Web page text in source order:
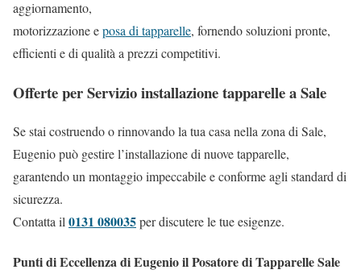
aggiornamento,
motorizzazione eposa di tapparelle, fornendo soluzioni pronte,
efficienti e di qualità a prezzi competitivi.
Offerte per Servizio installazione tapparelle a Sale
Se stai costruendo o rinnovando la tua casa nella zona di Sale,
Eugenio può gestire l’installazione di nuove tapparelle,
garantendo un montaggio impeccabile e conforme agli standard di
sicurezza.
Contatta il0131 080035per discutere le tue esigenze.
Punti di Eccellenza di Eugenio il Posatore di Tapparelle Sale